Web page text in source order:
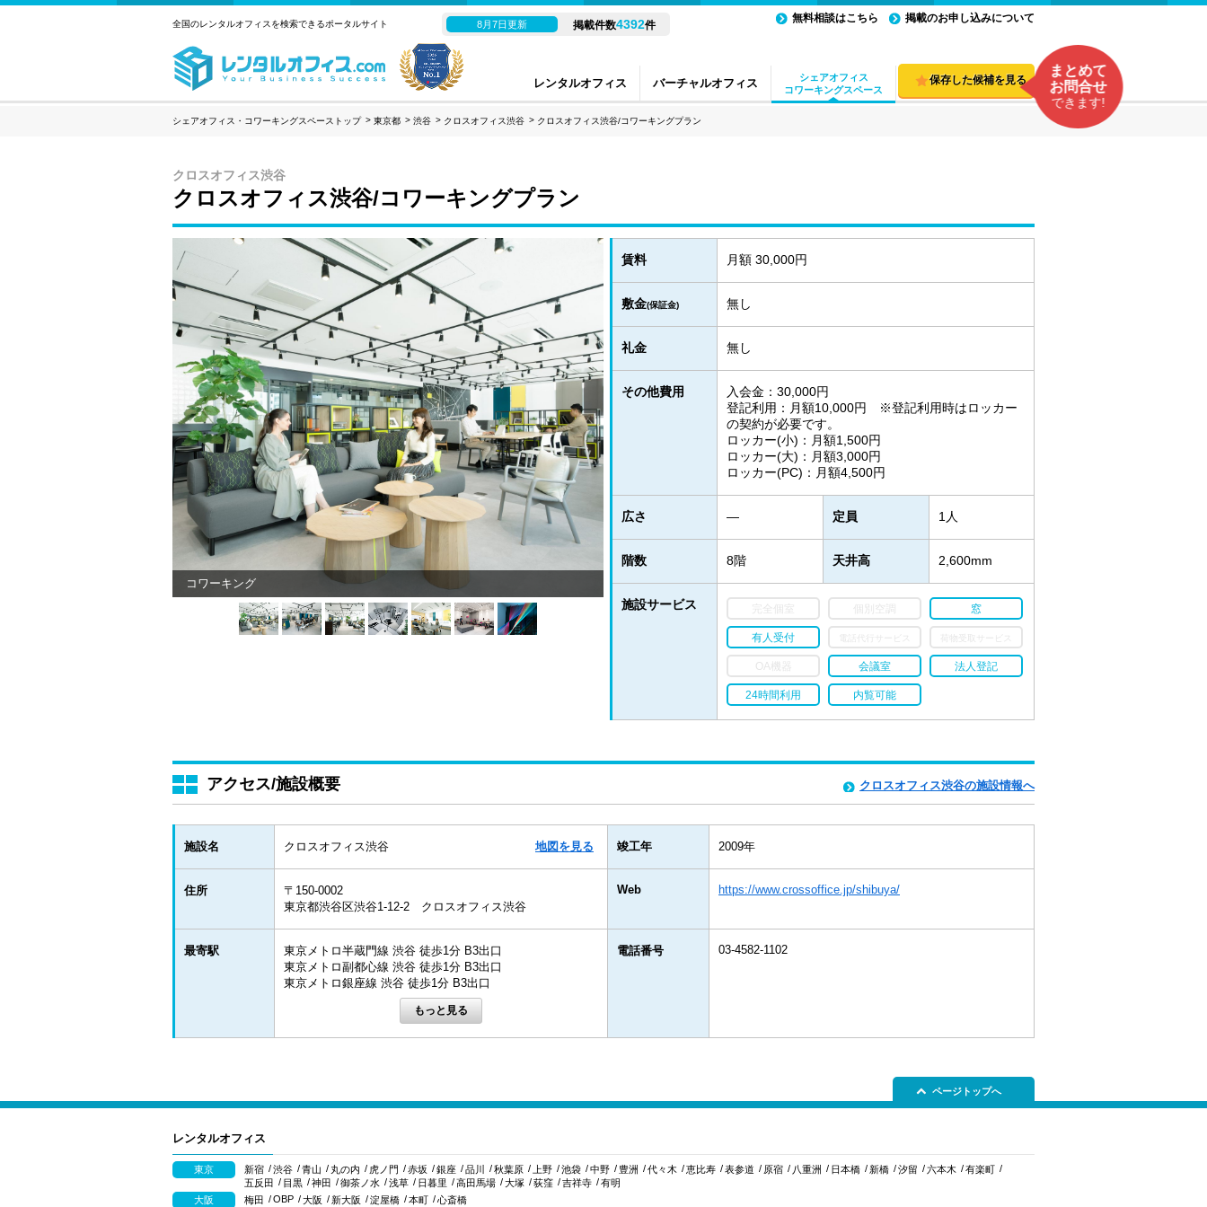
レンタルオフィス バーチャルオフィス
シェアオフィス
コワーキングスペース
全国のレンタルオフィスを検索できるポータルサイト 8月7日更新 掲載件数4392件
無料相談はこちら 掲載のお申し込みについて
保存した候補を見る
まとめて
お問合せ
できます!
シェアオフィス・コワーキングスペーストップ 東京都 渋谷 クロスオフィス渋谷 クロスオフィス渋谷/コワーキングプラン
クロスオフィス渋谷
クロスオフィス渋谷/コワーキングプラン
コワーキング
賃料 月額 30,000円
敷金(保証金) 無し
礼金 無し
その他費用
入会金：30,000円
登記利用：月額10,000円 ※登記利用時はロッカー
の契約が必要です。
ロッカー(小)：月額1,500円
ロッカー(大)：月額3,000円
ロッカー(PC)：月額4,500円
広さ ― 定員 1人
階数 8階 天井高 2,600mm
施設サービス 完全個室 個別空調 窓
有人受付
OA機器 会議室 法人登記
24時間利用 内覧可能
アクセス/施設概要 クロスオフィス渋谷の施設情報へ
施設名 クロスオフィス渋谷 地図を見る 竣工年 2009年
住所
〒150-0002
東京都渋谷区渋谷1-12-2 クロスオフィス渋谷
Web https://www.crossoffice.jp/shibuya/
最寄駅
東京メトロ半蔵門線 渋谷 徒歩1分 B3出口
東京メトロ副都心線 渋谷 徒歩1分 B3出口
東京メトロ銀座線 渋谷 徒歩1分 B3出口
電話番号 03-4582-1102
ページトップへ
レンタルオフィス
東京 新宿 渋谷 青山 丸の内 虎ノ門 赤坂 銀座 品川 秋葉原 上野 池袋 中野 豊洲 代々木 恵比寿 表参道 原宿 八重洲 日本橋 新橋 汐留 六本木
有楽町
五反田
目黒 神田 御茶ノ水 浅草 日暮里 高田馬場 大塚 荻窪 吉祥寺
有明
大阪
梅田 OBP 大阪 新大阪 淀屋橋 本町 心斎橋